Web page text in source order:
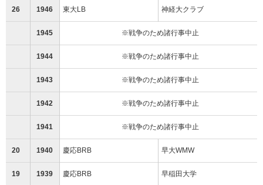
26 1946 東大LB 神経大クラブ
1945 ※戦争のため諸行事中止
1944 ※戦争のため諸行事中止
1943 ※戦争のため諸行事中止
1942 ※戦争のため諸行事中止
1941 ※戦争のため諸行事中止
20 1940 慶応BRB 早大WMW
19 1939 慶応BRB 早稲田大学